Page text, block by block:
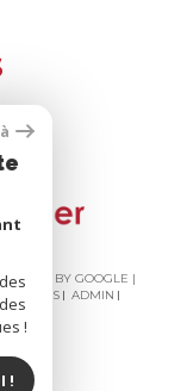
BY GOOGLE |
LÉGALES
ADMIN
!
!